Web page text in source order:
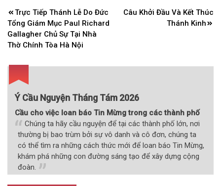
Điều
hướng
bài
viết
Trực Tiếp Thánh Lễ Do Đức
Tổng Giám Mục Paul Richard
Gallagher Chủ Sự Tại Nhà
Thờ Chính Tòa Hà Nội
Câu Khởi Đầu Và Kết Thúc
Thánh Kinh
Ý Cầu Nguyện Tháng Tám 2026
Cầu cho việc loan báo Tin Mừng trong các thành phố
Chúng ta hãy cầu nguyện để tại các thành phố lớn, nơi
thường bị bao trùm bởi sự vô danh và cô đơn, chúng ta
có thể tìm ra những cách thức mới để loan báo Tin Mừng,
khám phá những con đường sáng tạo để xây dựng cộng
đoàn.